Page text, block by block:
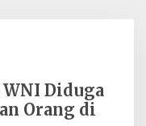
Diduga
Orang di